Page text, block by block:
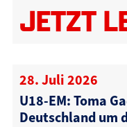
JETZT
28. Juli 2026
U18-EM: Toma
Deutschland um